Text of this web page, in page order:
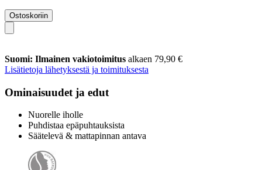
Ostoskoriin
Suomi: Ilmainen vakiotoimitus alkaen 79,90 €
Lisätietoja lähetyksestä ja toimituksesta
Ominaisuudet ja edut
Nuorelle iholle
Puhdistaa epäpuhtauksista
Säätelevä & mattapinnan antava